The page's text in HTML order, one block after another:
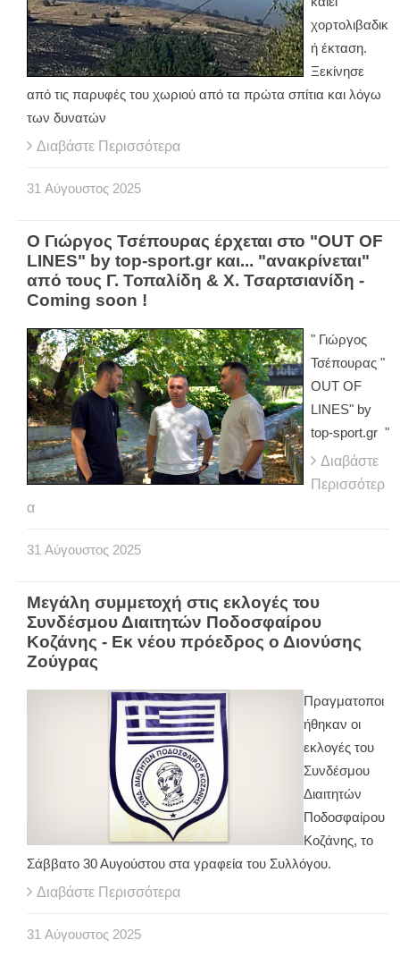
χορτολιβαδικ
ή έκταση.
Ξεκίνησε
από τις παρυφές του χωριού από τα πρώτα σπίτια και λόγω
των δυνατών
Διαβάστε Περισσότερα
31 Αύγουστος 2025
Ο Γιώργος Τσέπουρας έρχεται στο "OUT OF
LINES" by top-sport.gr και... "ανακρίνεται"
από τους Γ. Τοπαλίδη & Χ. Τσαρτσιανίδη -
Coming soon !
" Γιώργος
Τσέπουρας "
OUT OF
LINES" by
top-sport.gr "
Διαβάστε
Περισσότερ
α
31 Αύγουστος 2025
Μεγάλη συμμετοχή στις εκλογές του
Συνδέσμου Διαιτητών Ποδοσφαίρου
Κοζάνης - Εκ νέου πρόεδρος ο Διονύσης
Ζούγρας
Πραγματοποι
ήθηκαν οι
εκλογές του
Συνδέσμου
Διαιτητών
Ποδοσφαίρου
Κοζάνης, το
Σάββατο 30 Αυγούστου στα γραφεία του Συλλόγου.
Διαβάστε Περισσότερα
31 Αύγουστος 2025